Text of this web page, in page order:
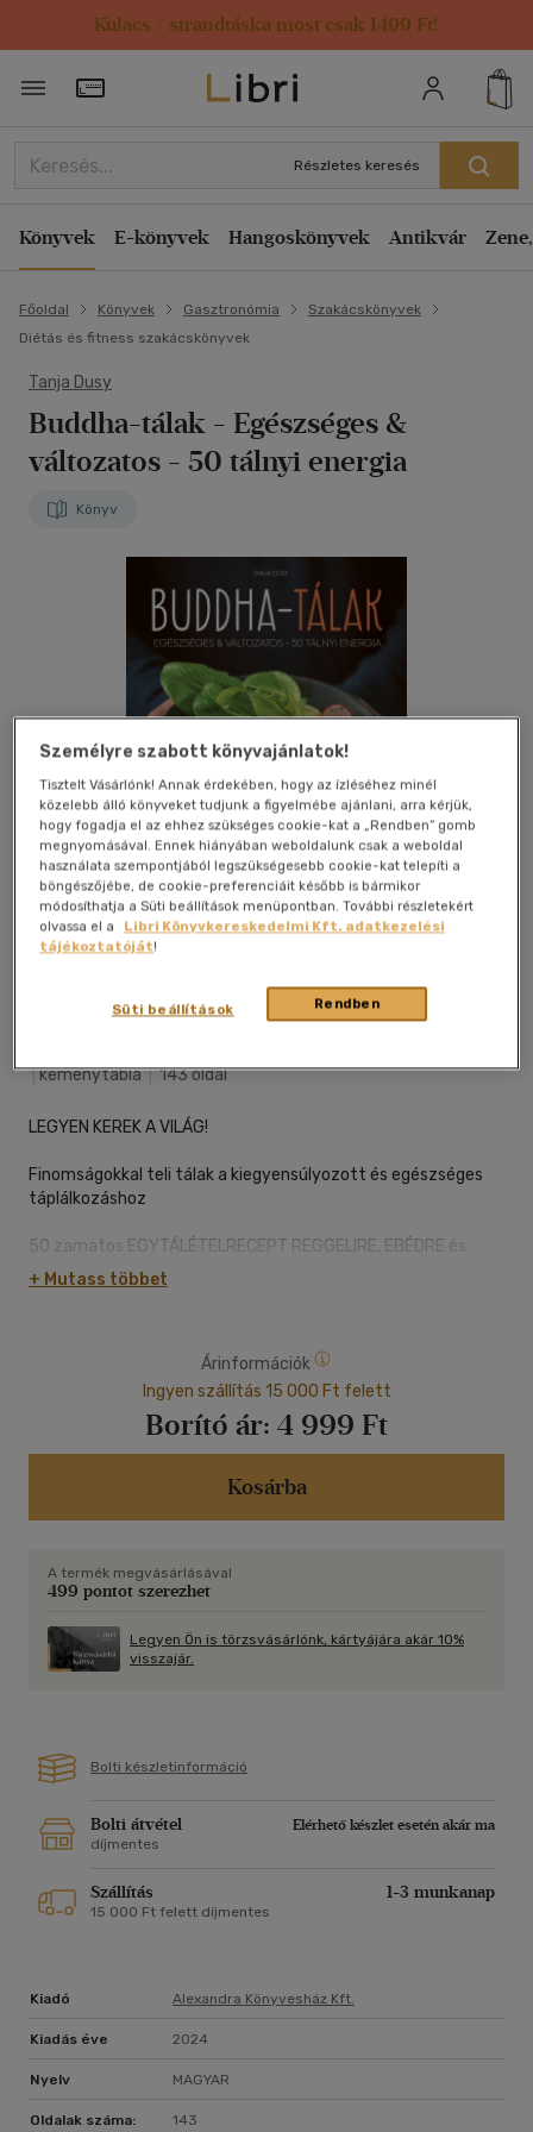
Kulacs / strandtáska most csak 1499 Ft!
Törzsvásárlói Kártya adatai
Részletes keresés
Könyvek E-könyvek Hangoskönyvek Antikvár
Főoldal Könyvek Gasztronómia
Szakácskönyvek
Diétás és fitness szakácskönyvek
Tanja Dusy
Buddha-tálak - Egészséges &
változatos - 50 tálnyi energia
Könyv
|keménytábla|143 oldal
LEGYEN KEREK A VILÁG!
Finomságokkal teli tálak a kiegyensúlyozott és egészséges
táplálkozáshoz
50 zamatos EGYTÁLÉTELRECEPT REGGELIRE, EBÉDRE és
VACSORÁRA
A gasztronómia ÚJ TRENDJE: élvezd az evést, és ÉREZD JÓL
+ Mutass többet
Árinformációk
Ingyen szállítás 15 000 Ft felett
Borító ár: 4 999 Ft
Kosárba
A termék megvásárlásával
499 pontot szerezhet
Legyen Ön is törzsvásárlónk, kártyájára akár 10%
visszajár.
Bolti készletinformáció
Bolti átvétel
Elérhető készlet esetén akár ma
díjmentes
Szállítás 1-3 munkanap
15 000 Ft felett díjmentes
Kiadó Alexandra Könyvesház Kft.
Kiadás éve 2024
Nyelv MAGYAR
Oldalak száma: 143
Személyre szabott könyvajánlatok!
Tisztelt Vásárlónk! Annak érdekében, hogy az ízléséhez minél
közelebb álló könyveket tudjunk a figyelmébe ajánlani, arra kérjük,
hogy fogadja el az ehhez szükséges cookie-kat a „Rendben” gomb
megnyomásával. Ennek hiányában weboldalunk csak a weboldal
használata szempontjából legszükségesebb cookie-kat telepíti a
böngészőjébe, de cookie-preferenciáit később is bármikor
módosíthatja a Süti beállítások menüpontban. További részletekért
olvassa el a
Libri Könyvkereskedelmi Kft. adatkezelési
tájékoztatóját!
Rendben
Süti beállítások